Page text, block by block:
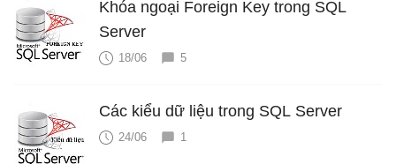
Khóa ngoại Foreign Key trong SQL
Server
18/06 5
Các kiểu dữ liệu trong SQL Server
24/06 1